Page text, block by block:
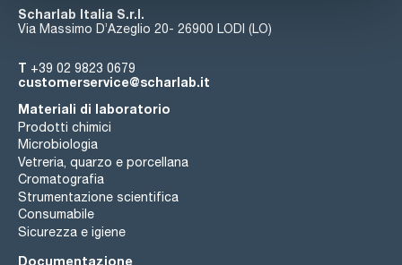
Scharlab Italia S.r.l.
Via Massimo D’Azeglio 20- 26900 LODI (LO)
T +39 02 9823 0679
customerservice@scharlab.it
Materiali di laboratorio
Prodotti chimici
Microbiologia
Vetreria, quarzo e porcellana
Cromatografia
Strumentazione scientifica
Consumabile
Sicurezza e igiene
Documentazione